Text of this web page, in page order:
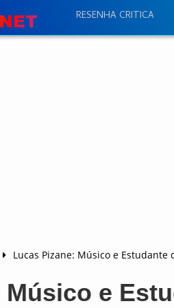
RESENHA CRITICA
Lucas Pizane: Músico e
e